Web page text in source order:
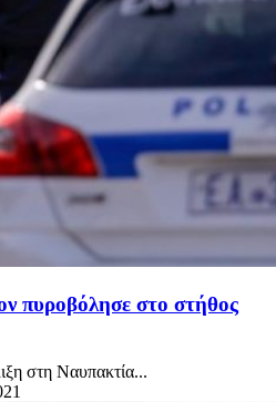
πυροβόλησε στο στήθος
στη Ναυπακτία...